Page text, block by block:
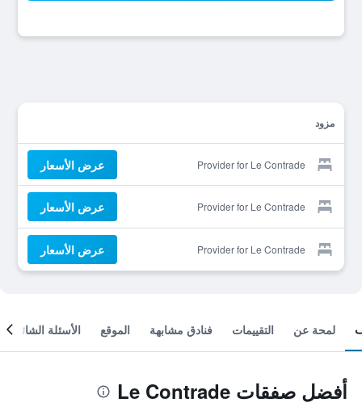
مزود
Provider for Le Contrade عرض الأسعار
Provider for Le Contrade عرض الأسعار
Provider for Le Contrade عرض الأسعار
لمحة عن التقييمات فنادق مشابهة الموقع الأسئلة الشائعة
أفضل صفقات Le Contrade